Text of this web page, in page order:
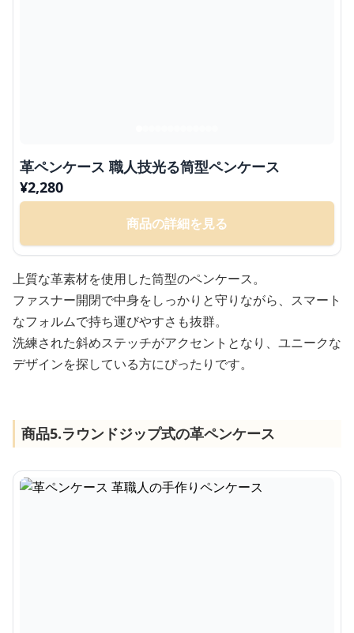
革ペンケース 職人技光る筒型ペンケース
¥2,280
商品の詳細を見る
上質な革素材を使用した筒型のペンケース。
ファスナー開閉で中身をしっかりと守りながら、スマート
なフォルムで持ち運びやすさも抜群。
洗練された斜めステッチがアクセントとなり、ユニークな
デザインを探している方にぴったりです。
商品5.ラウンドジップ式の革ペンケース